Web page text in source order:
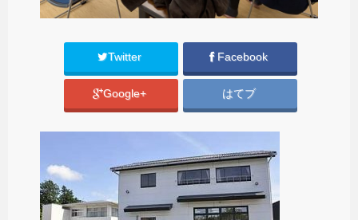
Twitter Facebook
Google+ はてブ